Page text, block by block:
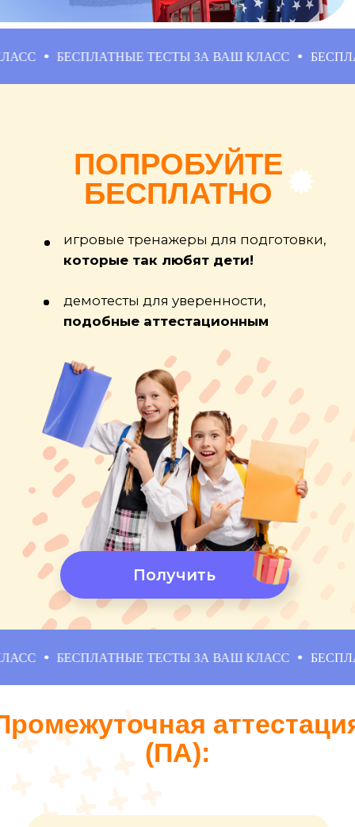
БЕСПЛАТНЫЕ ТЕСТЫ ЗА ВАШ КЛАСС БЕСПЛАТНЫЕ
БЕСПЛАТНЫЕ ТЕСТЫ ЗА ВАШ КЛАСС БЕСПЛАТНЫЕ
ОЦЕНКА ИЗ СЕКЦИИ/КРУЖКА
По некоторым предметам можно
ПРОСТАЯ НАВИГАЦИЯ
Платформа сделана для ребенка и
родителя, 100% простоты и
удобства по мнению наших семей!
3 ПОПЫТКИ НА СДАЧУ
любой предмет 3 раза на лучшую
оценку!
Бесплатно попробовать
А также юридическая поддержка
Лиги Семейного Образования в
любых вопросах со школой и УО!
Играйте на тренажерах,
изучайте список тем и